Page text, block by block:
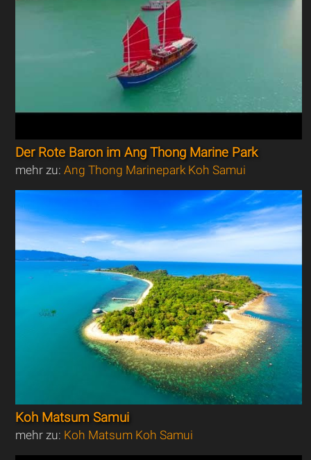
Der Rote Baron im Ang Thong Marine Park
mehr zu:Ang Thong Marinepark Koh Samui
Koh Matsum Samui
mehr zu: Koh Matsum Koh Samui